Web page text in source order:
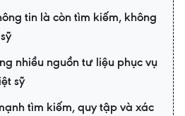
tin là còn tìm kiếm, không
nhiều nguồn tư liệu phục vụ
sỹ
tìm kiếm, quy tập và xác